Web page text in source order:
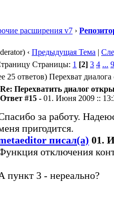
расширения v7 ›
‹ Предыдущая Тема |
Страницы: 1 [2] 3 4 ... 9
Перехват
Re: Перехватить диалог
Ответ #15 - 01. Июня 2009 ::
за работу.
пригодится.
писал(а) 01.
отключения
пункт 3 - нереально?